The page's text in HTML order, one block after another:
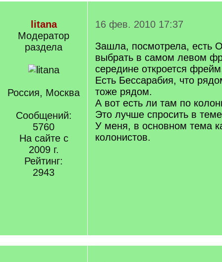
litana
Модератор
раздела
Россия, Москва
Сообщений:
5760
На сайте с
2009 г.
Рейтинг:
2943
16 фев. 2010 17:37
Зашла, посмотрела, есть
выбрать в самом левом
середине откроется
Есть Бессарабия, что
тоже рядом.
А вот есть ли там по
Это лучше спросить в
У меня, в основном тема
колонистов.